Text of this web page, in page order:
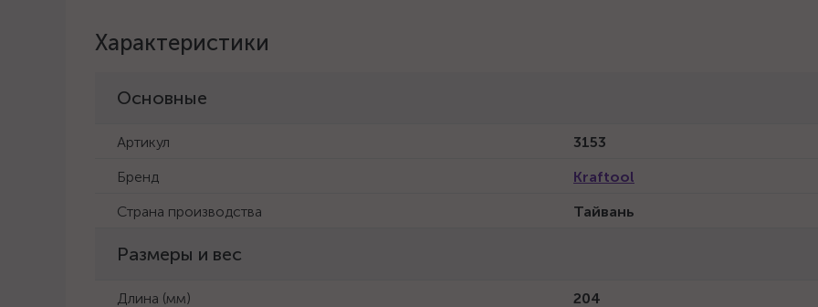
Характеристики
Основные
Артикул
3153
Бренд
Kraftool
Страна производства
Тайвань
Размеры и вес
Длина (мм)
204